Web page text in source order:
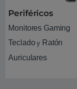
Periféricos
Monitores Gaming
Teclado y Ratón
Auriculares